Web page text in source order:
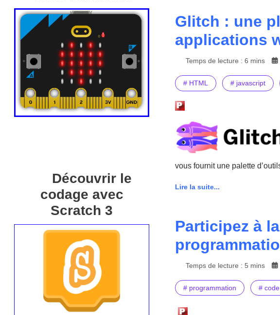
Découvrir le
codage avec
Scratch 3
Glitch : une
applications
Temps de lecture : 6 mins
# HTML # javascript
vous fournit une palette
Lire la suite...
Participez à
Temps de lecture : 5 mins
# programmation # code